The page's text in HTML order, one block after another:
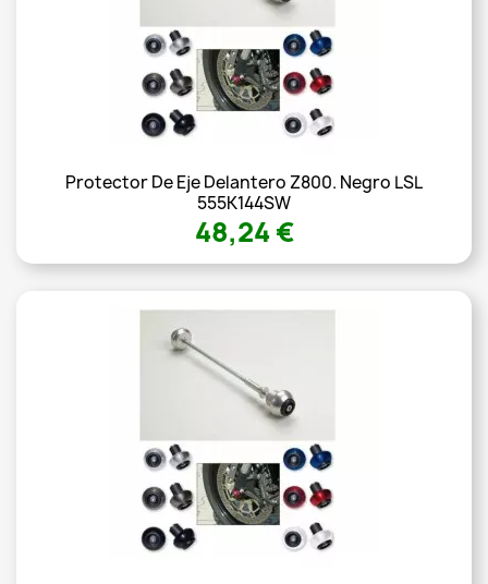
Protector De Eje Delantero Z800. Negro LSL
555K144SW
48,24 €